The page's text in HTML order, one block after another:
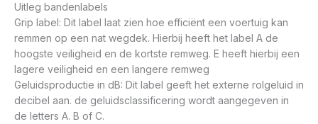
Uitleg bandenlabels
Grip label: Dit label laat zien hoe efficiënt een voertuig kan
remmen op een nat wegdek. Hierbij heeft het label A de
hoogste veiligheid en de kortste remweg. E heeft hierbij een
lagere veiligheid en een langere remweg
Geluidsproductie in dB: Dit label geeft het externe rolgeluid in
decibel aan. de geluidsclassificering wordt aangegeven in
de letters A. B of C.